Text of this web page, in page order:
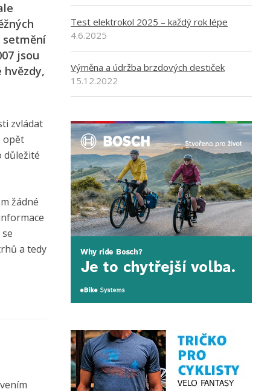
setmění
jsou
zvládat
opět
důležité
žádné
a tedy
Test elektrokol 2025 – každý rok lépe
4.6.2025
Výměna a údržba brzdových destiček
15.12.2022